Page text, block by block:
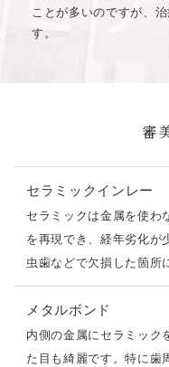
ことが多いのですが、
す。
審
セラミックインレー
セラミックは金属を使わ
を再現でき、経年劣化が
虫歯などで欠損した箇所
メタルボンド
内側の金属にセラミック
た目も綺麗です。特に歯